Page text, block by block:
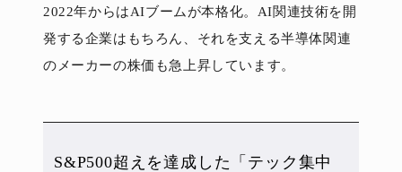
2022年からはAIブームが本格化。AI関連技術を開
発する企業はもちろん、それを支える半導体関連
のメーカーの株価も急上昇しています。
S&P500超えを達成した「テック集中